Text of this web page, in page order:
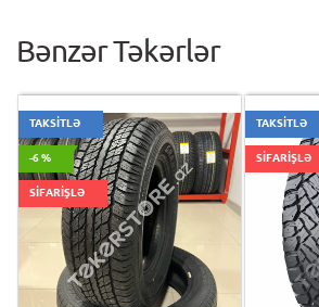
Bənzər Təkərlər
TAKSİTLƏ
-6 %
SİFARİŞLƏ
TAKSİTLƏ
SİFARİŞLƏ